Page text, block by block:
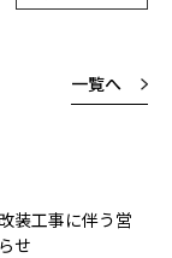
一覧へ
装工事に伴う営
せ